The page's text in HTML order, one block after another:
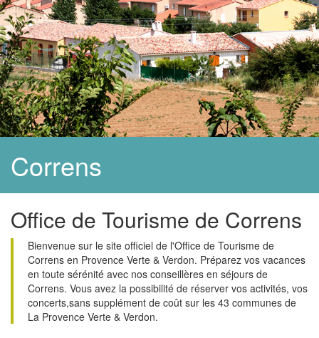
Correns
Office de Tourisme de Correns
Bienvenue sur le site officiel de l'Office de Tourisme de
Correns en Provence Verte & Verdon. Préparez vos vacances
en toute sérénité avec nos conseillères en séjours de
Correns. Vous avez la possibilité de réserver vos activités, vos
concerts,sans supplément de coût sur les 43 communes de
La Provence Verte & Verdon.